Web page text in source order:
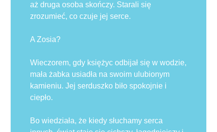
aż druga osoba skończy. Starali się
zrozumieć, co czuje jej serce.
A Zosia?
Wieczorem, gdy księżyc odbijał się w wodzie,
mała żabka usiadła na swoim ulubionym
kamieniu. Jej serduszko biło spokojnie i
ciepło.
Bo wiedziała, że kiedy słuchamy serca